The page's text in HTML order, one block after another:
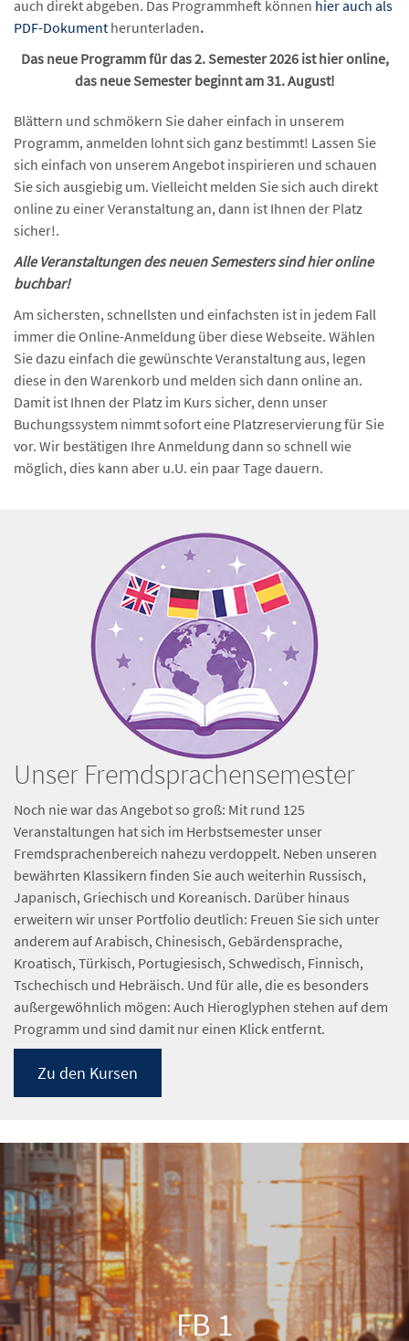
auch direkt abgeben. Das Programmheft können hier auch als
PDF-Dokument herunterladen.
Das neue Programm für das 2. Semester 2026 ist hier online,
das neue Semester beginnt am 31. August!
Blättern und schmökern Sie daher einfach in unserem
Programm, anmelden lohnt sich ganz bestimmt! Lassen Sie
sich einfach von unserem Angebot inspirieren und schauen
Sie sich ausgiebig um. Vielleicht melden Sie sich auch direkt
online zu einer Veranstaltung an, dann ist Ihnen der Platz
sicher!.
Alle Veranstaltungen des neuen Semesters sind hier online
buchbar!
Am sichersten, schnellsten und einfachsten ist in jedem Fall
immer die Online-Anmeldung über diese Webseite. Wählen
Sie dazu einfach die gewünschte Veranstaltung aus, legen
diese in den Warenkorb und melden sich dann online an.
Damit ist Ihnen der Platz im Kurs sicher, denn unser
Buchungssystem nimmt sofort eine Platzreservierung für Sie
vor. Wir bestätigen Ihre Anmeldung dann so schnell wie
möglich, dies kann aber u.U. ein paar Tage dauern.
Unser Fremdsprachensemester
Noch nie war das Angebot so groß: Mit rund 125
Veranstaltungen hat sich im Herbstsemester unser
Fremdsprachenbereich nahezu verdoppelt. Neben unseren
bewährten Klassikern finden Sie auch weiterhin Russisch,
Japanisch, Griechisch und Koreanisch. Darüber hinaus
erweitern wir unser Portfolio deutlich: Freuen Sie sich unter
anderem auf Arabisch, Chinesisch, Gebärdensprache,
Kroatisch, Türkisch, Portugiesisch, Schwedisch, Finnisch,
Tschechisch und Hebräisch. Und für alle, die es besonders
außergewöhnlich mögen: Auch Hieroglyphen stehen auf dem
Programm und sind damit nur einen Klick entfernt.
Zu den Kursen
FB 1